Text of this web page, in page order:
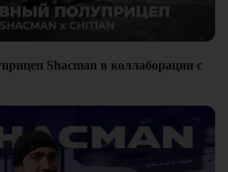
Shacman в коллаборации с